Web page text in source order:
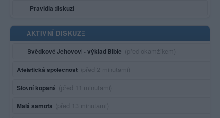
Pravidla diskuzí
AKTIVNÍ DISKUZE
Svědkové Jehovovi - výklad Bible Poslední aktivita:
(před okamžikem)
Ateistická společnost Poslední aktivita:
(před 2 minutami)
Slovní kopaná Poslední aktivita:
(před 11 minutami)
Malá samota Poslední aktivita:
(před 13 minutami)